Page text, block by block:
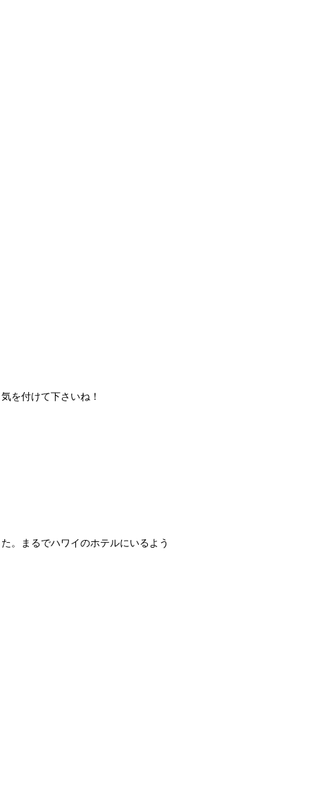
を付けて下さいね！
。まるでハワイのホテルにいるよう